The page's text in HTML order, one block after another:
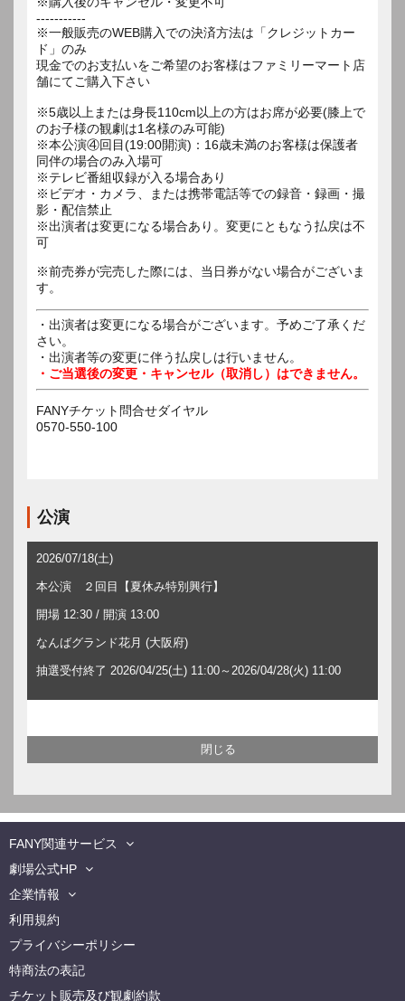
-----------
※一般販売のWEB購入での決済方法は「クレジットカー
ド」のみ
現金でのお支払いをご希望のお客様はファミリーマート店
舗にてご購入下さい
※5歳以上または身長110cm以上の方はお席が必要(膝上で
のお子様の観劇は1名様のみ可能)
※本公演④回目(19:00開演)：16歳未満のお客様は保護者
同伴の場合のみ入場可
※テレビ番組収録が入る場合あり
※ビデオ・カメラ、または携帯電話等での録音・録画・撮
影・配信禁止
※出演者は変更になる場合あり。変更にともなう払戻は不
可
※前売券が完売した際には、当日券がない場合がございま
す。
・出演者は変更になる場合がございます。予めご了承くだ
さい。
・出演者等の変更に伴う払戻しは行いません。
・ご当選後の変更・キャンセル（取消し）はできません。
FANYチケット問合せダイヤル
0570-550-100
公演
2026/07/18(土)
本公演 ２回目【夏休み特別興行】
開場 12:30 / 開演 13:00
なんばグランド花月 (大阪府)
抽選受付終了 2026/04/25(土) 11:00～2026/04/28(火) 11:00
FANY関連サービス
劇場公式HP
企業情報
利用規約
プライバシーポリシー
特商法の表記
チケット販売及び観劇約款